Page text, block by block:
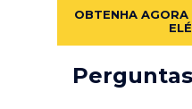
OBTENHA